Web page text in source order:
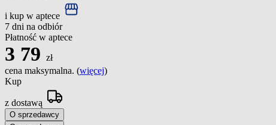
i kup w aptece
7 dni na odbiór
Płatność w aptece
3 79 zł
cena maksymalna. (więcej)
Kup
z dostawą
O sprzedawcy